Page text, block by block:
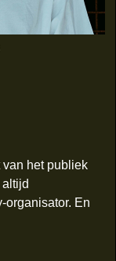
het publiek
organisator. En